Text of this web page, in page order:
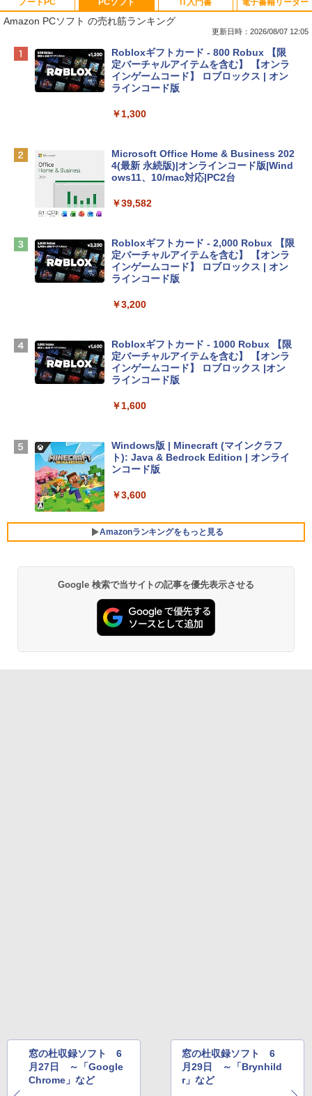
Apple 2026 MacBook Neo A18 Proチッ
プ搭載13インチノートブック：AIとAppl
e Intelligence、Liquid Retinaディスプ
レイ、8GBメモリ、512GB SSD、1080p
ィゴ + 3年延長 AppleCare+ for 13インチ
￥162,598
ンケース Dell NEC Lavie ASUS HP dyna
￥2,952
Apple 2026 MacBook Air M5チップ搭載
igence、13.6インチLiquid Retinaディ
ームカメラ、日本語キーボード、Touch I
D - ミッドナイト
￥298,901
SSD インテル Core 5
￥129,800
Core i5/16GB/SSD 512GB/ホワイト) FM
VWK3E15W_AZ
￥139,880
Amazon PCソフト の売れ筋ランキング
更新日時：2026/08/07 12:05
Robloxギフトカード - 800 Robux 【限
定バーチャルアイテムを含む】 【オンラ
インゲームコード】 ロブロックス | オン
ラインコード版
￥1,300
Microsoft Office Home & Business 202
4(最新 永続版)|オンラインコード版|Wind
ows11、10/mac対応|PC2台
￥39,582
Robloxギフトカード - 2,000 Robux 【限
定バーチャルアイテムを含む】 【オンラ
インゲームコード】 ロブロックス | オン
ラインコード版
￥3,200
Robloxギフトカード - 1000 Robux 【限
定バーチャルアイテムを含む】 【オンラ
インゲームコード】 ロブロックス |オン
ラインコード版
￥1,600
Windows版 | Minecraft (マインクラフ
ト): Java & Bedrock Edition | オンライ
ンコード版
￥3,600
Amazonランキングをもっと見る
生成AIパスポート公式テキスト 第４版
￥1,766
Amazon Kindle Paperwhite (16GB) 7イ
ンチディスプレイ、色調調節ライト、12
週間持続バッテリー、広告なし、ブラッ
ク
￥22,980
11インチカラーディスプレイ、64GBスト
レージ、ノート機能搭載、明るさ自動調
整、色調調節ライト、プレミアムペン付
き、グラファイト
Google 検索で当サイトの記事を優先表示させる
窓の杜収録ソフト 6
月27日 ～「Google
Chrome」など
窓の杜収録ソフト 6
月29日 ～「Brynhild
r」など